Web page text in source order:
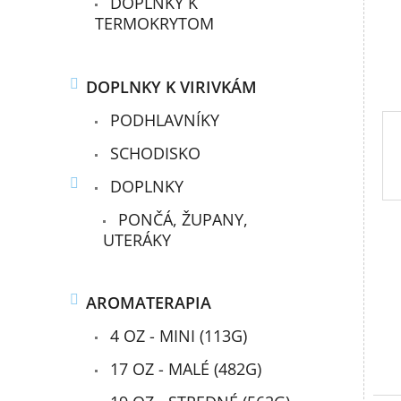
TERMOKRYTOM
DOPLNKY K VIRIVKÁM
PODHLAVNÍKY
SCHODISKO
DOPLNKY
PONČÁ, ŽUPANY,
UTERÁKY
AROMATERAPIA
4 OZ - MINI (113G)
17 OZ - MALÉ (482G)